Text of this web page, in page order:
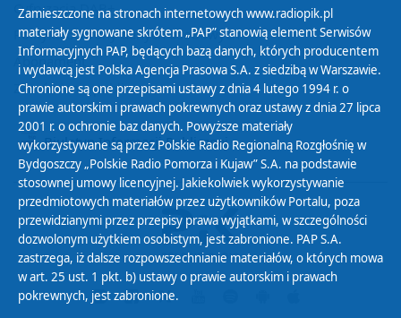
Cyfryzacja DAB+
Polityka ochrony danych osobowych
Abonament
Zamówienia publiczne
Biuletyn Informacji Publicznej
Zamieszczone na stronach internetowych www.radiopik.pl
materiały sygnowane skrótem „PAP” stanowią element Serwisów
Informacyjnych PAP, będących bazą danych, których producentem
i wydawcą jest Polska Agencja Prasowa S.A. z siedzibą w Warszawie.
Chronione są one przepisami ustawy z dnia 4 lutego 1994 r. o
prawie autorskim i prawach pokrewnych oraz ustawy z dnia 27 lipca
2001 r. o ochronie baz danych. Powyższe materiały
wykorzystywane są przez Polskie Radio Regionalną Rozgłośnię w
Bydgoszczy „Polskie Radio Pomorza i Kujaw” S.A. na podstawie
stosownej umowy licencyjnej. Jakiekolwiek wykorzystywanie
przedmiotowych materiałów przez użytkowników Portalu, poza
przewidzianymi przez przepisy prawa wyjątkami, w szczególności
dozwolonym użytkiem osobistym, jest zabronione. PAP S.A.
zastrzega, iż dalsze rozpowszechnianie materiałów, o których mowa
w art. 25 ust. 1 pkt. b) ustawy o prawie autorskim i prawach
pokrewnych, jest zabronione.